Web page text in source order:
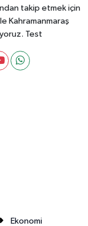
takip etmek için
Kahramanmaraş
Test
Ekonomi